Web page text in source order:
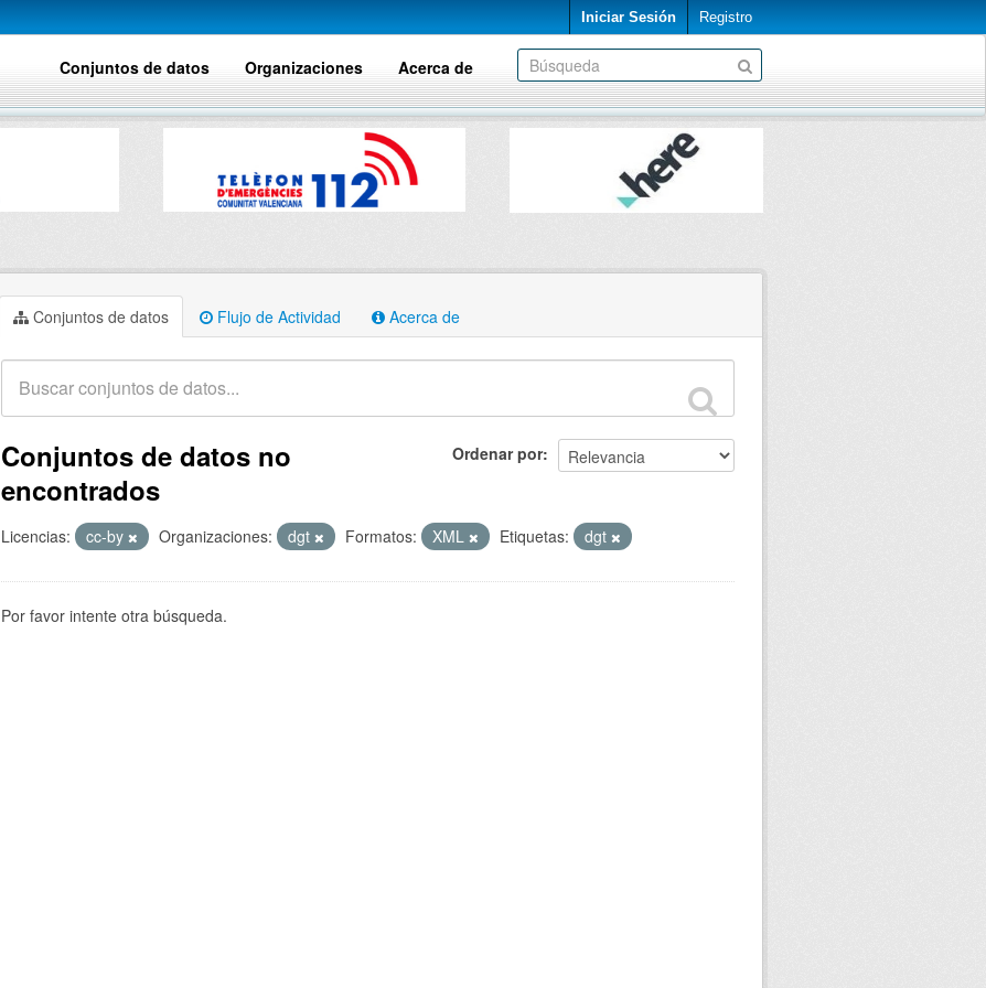
Iniciar Sesión Registro
Conjuntos de datos Organizaciones Acerca de
Conjuntos de datos Flujo de Actividad Acerca de
Ordenar por
Conjuntos de datos no
encontrados
Licencias: cc-by Organizaciones: dgt Formatos: XML Etiquetas: dgt
Por favor intente otra búsqueda.